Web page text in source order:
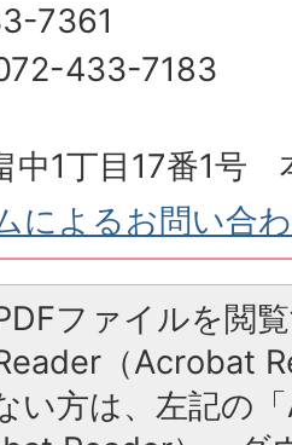
7361
433-7183
中1丁目17番1号
によるお問い合
ファイルを閲
（Acrobat
い方は、左記の